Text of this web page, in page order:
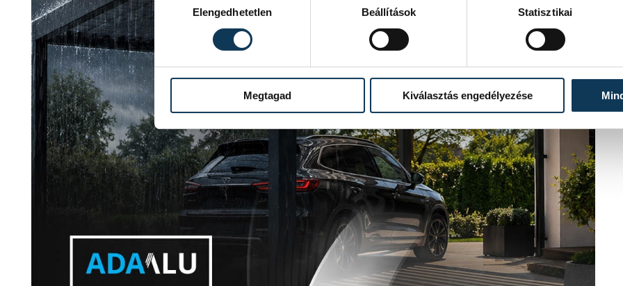
Elengedhetetlen
Beállítások Statisztikai
Megtagad Kiválasztás engedélyezése